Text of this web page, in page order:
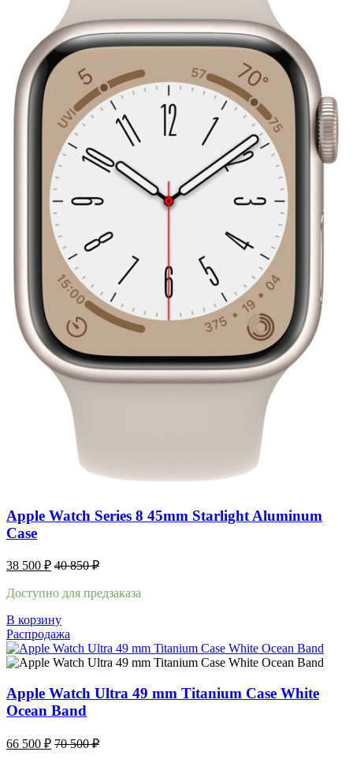
Apple Watch Series 8 45mm Starlight Aluminum
Case
38 500 ₽ 40 850₽
Доступно для предзаказа
В корзину
Распродажа
Apple Watch Ultra 49 mm Titanium Case White
Ocean Band
66 500 ₽ 70 500₽